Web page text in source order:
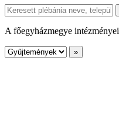
A főegyházmegye intézményei